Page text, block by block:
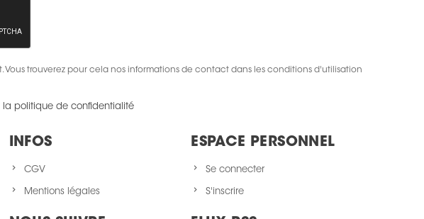
Vous trouverez pour cela nos informations de contact dans les conditions d'utilisation
la politique de confidentialité
INFOS
CGV
Mentions légales
ESPACE PERSONNEL
Se connecter
S'inscrire